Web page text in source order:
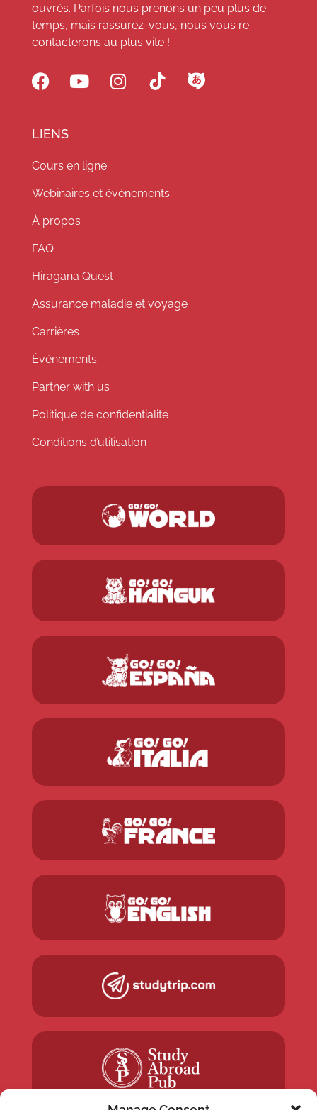
ouvrés. Parfois nous prenons un peu plus de
temps, mais rassurez-vous, nous vous re-
contacterons au plus vite !
LIENS
Cours en ligne
Webinaires et événements
À propos
FAQ
Hiragana Quest
Assurance maladie et voyage
Carrières
Événements
Partner with us
Politique de confidentialité
Conditions d’utilisation